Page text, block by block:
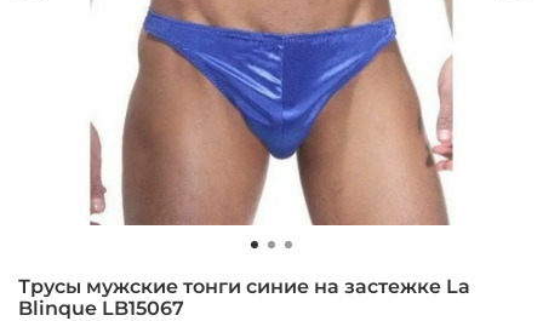
Трусы мужские тонги синие на застежке La
Blinque LB15067